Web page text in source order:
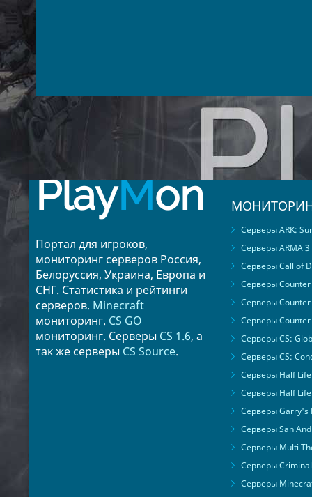
PlayMon
Портал для игроков,
мониторинг серверов Россия,
Белоруссия, Украина, Европа и
СНГ. Статистика и рейтинги
серверов. Minecraft
мониторинг. CS GO
мониторинг. Серверы CS 1.6, а
так же серверы CS Source.
Серверы ARK:
Серверы ARMA 3
Серверы Call of
Серверы Counter
Серверы Counter
Серверы Counter
Серверы CS:
Серверы CS:
Серверы Half Life
Серверы Half
Серверы Garry's
Серверы San
Серверы Multi
Серверы
Серверы